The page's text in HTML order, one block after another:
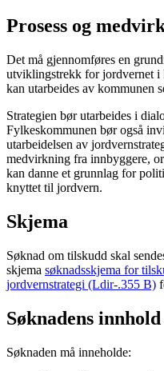
Prosess og
Det må gjennomføres en
utviklingstrekk for jordvernet i
kan utarbeides av kommunen
Strategien bør utarbeides i
Fylkeskommunen bør også
utarbeidelsen av
medvirkning fra innbyggere,
kan danne et grunnlag for
knyttet til jordvern.
Skjema
Søknad om tilskudd skal
skjema søknadsskjema for
jordvernstrategi (Ldir-.355 B)
Søknadens innhold
Søknaden må inneholde: